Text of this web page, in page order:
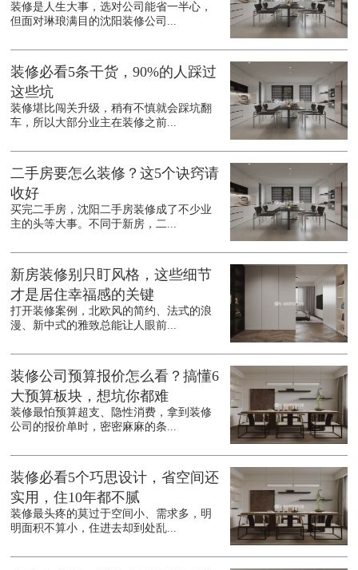
装修是人生大事，选对公司能省一半心，
但面对琳琅满目的沈阳装修公司...
装修必看5条干货，90%的人踩过
这些坑
装修堪比闯关升级，稍有不慎就会踩坑翻
车，所以大部分业主在装修之前...
二手房要怎么装修？这5个诀窍请
收好
买完二手房，沈阳二手房装修成了不少业
主的头等大事。不同于新房，二...
新房装修别只盯风格，这些细节
才是居住幸福感的关键
打开装修案例，北欧风的简约、法式的浪
漫、新中式的雅致总能让人眼前...
装修公司预算报价怎么看？搞懂6
大预算板块，想坑你都难
装修最怕预算超支、隐性消费，拿到装修
公司的报价单时，密密麻麻的条...
装修必看5个巧思设计，省空间还
实用，住10年都不腻
装修最头疼的莫过于空间小、需求多，明
明面积不算小，住进去却到处乱...